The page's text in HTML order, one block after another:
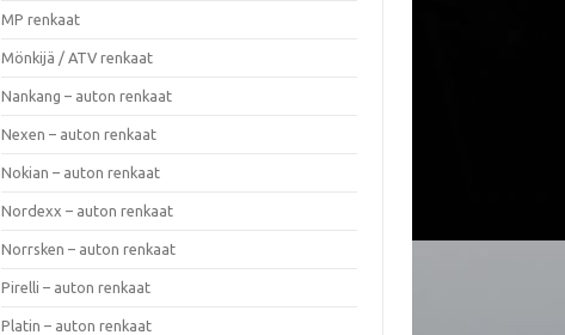
MP renkaat
Mönkijä / ATV renkaat
Nankang – auton renkaat
Nexen – auton renkaat
Nokian – auton renkaat
Nordexx – auton renkaat
Norrsken – auton renkaat
Pirelli – auton renkaat
Platin – auton renkaat